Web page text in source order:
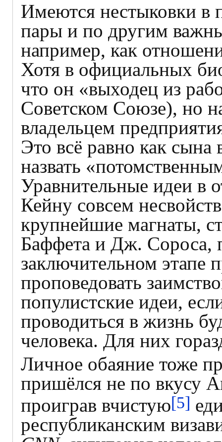
Имеются нестыковки в
пары и по другим
например, как
Хотя в официальных
что он «выходец из
Советском Союзе), но
владельцем
Это всё равно как сына
назвать
Уравнительные идеи в
Кейну совсем
крупнейшие магнаты,
Баффета и Дж. Сороса,
заключительном этапе
проповедовать
популистские идеи,
проводиться в жизнь
человека. Для них
Личное обаяние тоже
пришёлся не по вкусу
проиграв вчистую[5]
республиканским